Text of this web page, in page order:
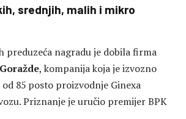
srednjih, malih i mikro
preduzeća nagradu je dobila firma
, kompanija koja je izvozno
85 posto proizvodnje Ginexa
Priznanje je uručio premijer BPK